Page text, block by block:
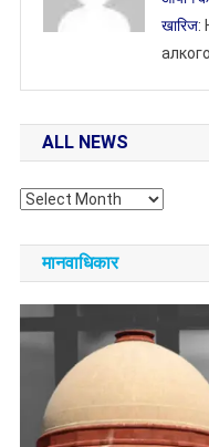
खारिज:
ALL NEWS
All
मानवाधिकार